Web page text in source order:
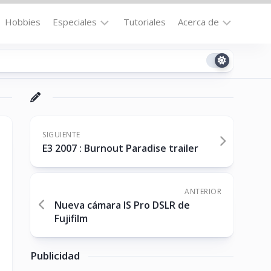
Hobbies Especiales
la
Destacados
Downloads
Tutoriales Acerca de
Contacto
Cookie
Policy
SIGUIENTE
E3 2007 : Burnout Paradise trailer
ANTERIOR
Nueva cámara IS Pro DSLR de
Fujifilm
Publicidad